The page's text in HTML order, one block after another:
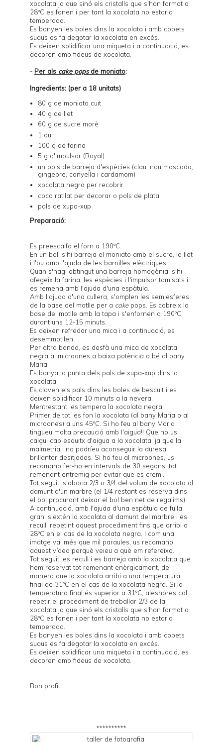
xocolata ja que sinó els cristalls que s'han format a
28ºC es fonen i per tant la xocolata no estaria
temperada.
Es banyen les boles dins la xocolata i amb copets
suaus es fa degotar la xocolata en excés.
Es deixen solidificar una miqueta i a continuació, es
decoren amb fideus de xocolata.
- Per als cake popsde moniato:
Ingredients: (per a 18 unitats)
80 g de moniato cuit
40 g de llet
60 g de sucre morè
1 ou
100 g de farina
5 g d'impulsor (Royal)
un pols de barreja d'espècies (clau, nou moscada,
gingebre, canyella i cardamom)
xocolata negra per recobrir
coco ratllat per decorar o pols de plata
pals de xupa-xup
Preparació:
Es preescalfa el forn a 190ºC.
En un bol, s'hi barreja el moniato amb el sucre, la llet
i l'ou amb l'ajuda de les barnilles elèctriques.
Quan s'hagi obtingut una barreja homogènia, s'hi
afegeix la farina, les espècies i l'impulsor tamisats i
es remena amb l'ajuda d'una espàtula.
Amb l'ajuda d'una cullera, s'omplen les semiesferes
de la base del motlle per a cakepops . Es cobreix la
base del motlle amb la tapa i s'enfornen a 190ºC
durant uns 12-15 minuts.
Es deixen refredar una mica i a continuació, es
desemmotllen.
Per altra banda, es desfà una mica de xocolata
negra al microones a baixa potència o bé al bany
Maria.
Es banya la punta dels pals de xupa-xup dins la
xocolata.
Es claven els pals dins les boles de bescuit i es
deixen solidificar 10 minuts a la nevera.
Mentrestant, es tempera la xocolata negra.
Primer de tot, es fon la xocolata (al bany Maria o al
microones) a uns 45ºC. Si ho feu al bany Maria
tingueu molta precaució amb l'aigua!! Que no us
caigui cap esquitx d'aigua a la xocolata, ja que la
malmetria i no podríeu aconseguir la duresa i
brillantor desitjades. Si ho feu al microones, us
recomano fer-ho en intervals de 30 segons, tot
remenant entremig per evitar que es cremi.
Tot seguit, s'aboca 2/3 o 3/4 del volum de xocolata al
damunt d'un marbre (el 1/4 restant es reserva dins
el bol procurant deixar el bol ben net de regalims).
A continuació, amb l'ajuda d'una espàtula de fulla
gran, s'extén la xocolata al damunt del marbre i es
recull, repetint aquest procediment fins que arribi a
28ºC en el cas de la xocolata negra. I com una
imatge val més que mil paraules, us recomano
aquest vídeo perquè veieu a què em refereixo.
Tot seguit, es recull i es barreja amb la xocolata que
hem reservat tot remenant enèrgicament, de
manera que la xocolata arribi a una temperatura
final de 31ºC en el cas de la xocolata negra. Si la
temperatura final és superior a 31ºC, aleshores cal
repetir el procediment de treballar 2/3 de la
xocolata ja que sinó els cristalls que s'han format a
28ºC es fonen i per tant la xocolata no estaria
temperada.
Es banyen les boles dins la xocolata i amb copets
suaus es fa degotar la xocolata en excés.
Es deixen solidificar una miqueta i a continuació, es
decoren amb fideus de xocolata.
Bon profit!
**********